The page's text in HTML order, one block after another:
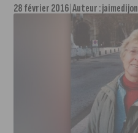
28 février 2016 Auteur :jaimedijon